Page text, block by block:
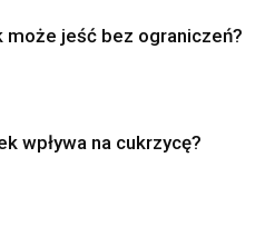
może jeść bez ograniczeń?
wpływa na cukrzycę?